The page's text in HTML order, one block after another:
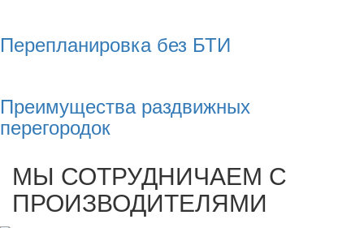
Перепланировка без БТИ
Преимущества раздвижных
перегородок
МЫ СОТРУДНИЧАЕМ С
ПРОИЗВОДИТЕЛЯМИ